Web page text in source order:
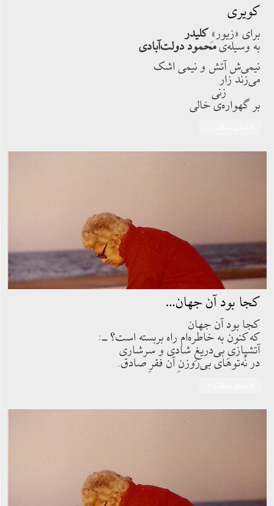
کویری
برای «زیور»ِکلیدر
به وسیله‌یمحمود دولت‌آبادی
نیمی‌ش آتش و نیمی اشک
می‌زند زار
زنی
بر گهواره‌ی خالی
کجا بود آن جهان…
کجا بود آن جهان
که کنون به خاطره‌ام راه بربسته است؟ ــ:
آتشبازیِ بی‌دریغِ شادی و سرشاری
در نُه‌توهای بی‌روزنِ آن فقرِ صادق.